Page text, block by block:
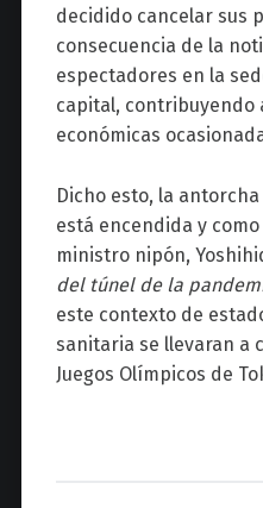
decidido cancelar sus
consecuencia de la
espectadores en la
capital, contribuyendo
económicas
Dicho esto, la
está encendida y
ministro nipón,
del túnel de la
este contexto de
sanitaria se llevaran a
Juegos Olímpicos de